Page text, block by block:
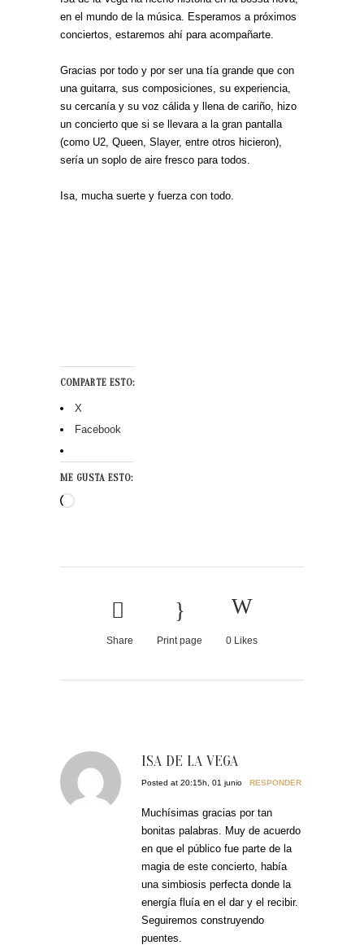
en el mundo de la música. Esperamos a próximos
conciertos, estaremos ahí para acompañarte.
Gracias por todo y por ser una tía grande que con
una guitarra, sus composiciones, su experiencia,
su cercanía y su voz cálida y llena de cariño, hizo
un concierto que si se llevara a la gran pantalla
(como U2, Queen, Slayer, entre otros hicieron),
sería un soplo de aire fresco para todos.
Isa, mucha suerte y fuerza con todo.
COMPARTE ESTO:
X
Facebook
ME GUSTA ESTO:
Cargando...
Share Print page 0 Likes
ISA DE LA VEGA
Posted at 20:15h, 01 junio RESPONDER
Muchísimas gracias por tan
bonitas palabras. Muy de acuerdo
en que el público fue parte de la
magia de este concierto, había
una simbiosis perfecta donde la
energía fluía en el dar y el recibir.
Seguiremos construyendo
puentes.